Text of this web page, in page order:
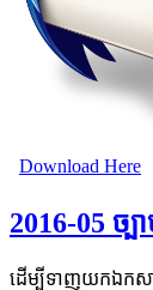
Download Here
2016-05 ច្
ដើម្បីទាញយកឯកស